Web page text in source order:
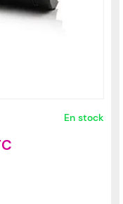
En stock